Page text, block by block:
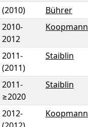
(2010)
Bührer
2010-
2012
Koopmann
2011-
(2011)
Staiblin
2011-
≥2020
Staiblin
2012-
Koopmann